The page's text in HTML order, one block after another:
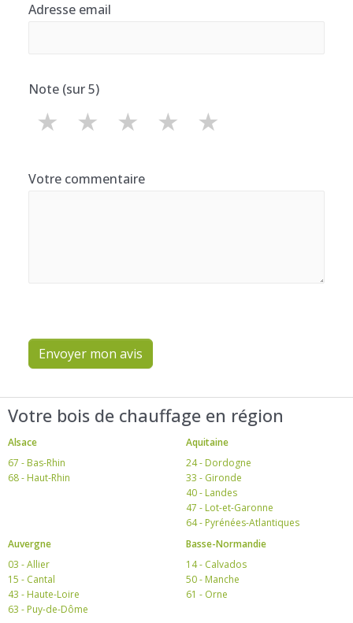
Adresse email
Note (sur 5)
★
★
★
★
★
Votre commentaire
Envoyer mon avis
Votre bois de chauffage en région
Alsace
67 - Bas-Rhin
68 - Haut-Rhin
Aquitaine
24 - Dordogne
33 - Gironde
40 - Landes
47 - Lot-et-Garonne
64 - Pyrénées-Atlantiques
Auvergne
03 - Allier
15 - Cantal
43 - Haute-Loire
63 - Puy-de-Dôme
Basse-Normandie
14 - Calvados
50 - Manche
61 - Orne